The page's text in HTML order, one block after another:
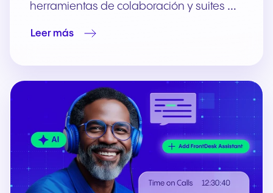
herramientas de colaboración y suites …
Leer más